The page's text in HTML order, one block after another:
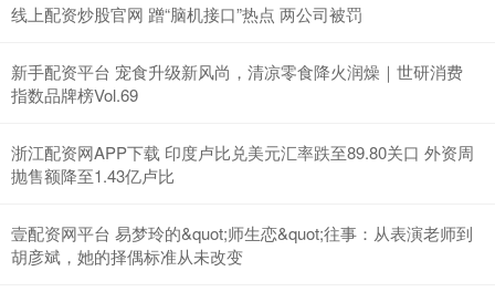
线上配资炒股官网 蹭“脑机接口”热点 两公司被罚
新手配资平台 宠食升级新风尚，清凉零食降火润燥｜世研消费
指数品牌榜Vol.69
浙江配资网APP下载 印度卢比兑美元汇率跌至89.80关口 外资周
抛售额降至1.43亿卢比
壹配资网平台 易梦玲的&quot;师生恋&quot;往事：从表演老师到
胡彦斌，她的择偶标准从未改变